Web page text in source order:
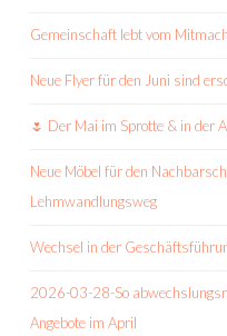
Gemeinschaft lebt vom
Neue Flyer für den Juni sind
🌷 Der Mai im Sprotte & in der
Neue Möbel für den
Lehmwandlungsweg
Wechsel in der
2026-03-28-So
Angebote im April